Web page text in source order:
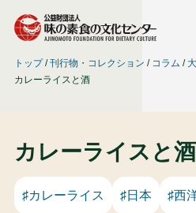
トップ 刊行物・コレクション コラム
カレーライスと酒
カレーライスと酒
♯カレーライス ♯日本 ♯西